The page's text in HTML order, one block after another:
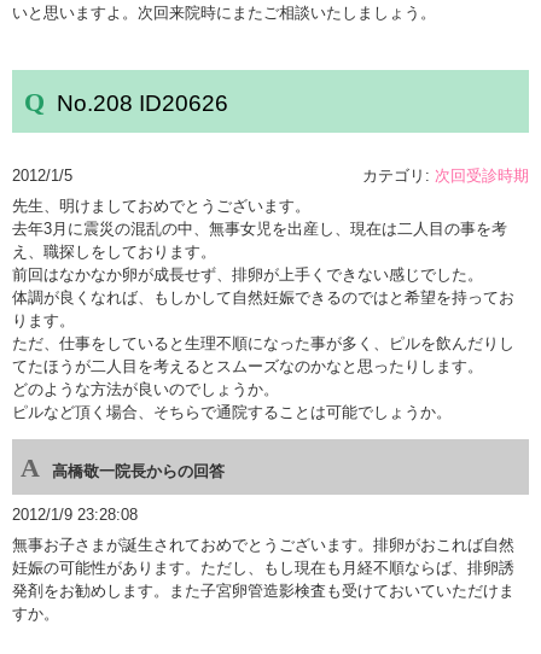
いと思いますよ。次回来院時にまたご相談いたしましょう。
No.208 ID20626
カテゴリ: 次回受診時期
2012/1/5
先生、明けましておめでとうございます。
去年3月に震災の混乱の中、無事女児を出産し、現在は二人目の事を考
え、職探しをしております。
前回はなかなか卵が成長せず、排卵が上手くできない感じでした。
体調が良くなれば、もしかして自然妊娠できるのではと希望を持ってお
ります。
ただ、仕事をしていると生理不順になった事が多く、ピルを飲んだりし
てたほうが二人目を考えるとスムーズなのかなと思ったりします。
どのような方法が良いのでしょうか。
ピルなど頂く場合、そちらで通院することは可能でしょうか。
高橋敬一院長からの回答
2012/1/9 23:28:08
無事お子さまが誕生されておめでとうございます。排卵がおこれば自然
妊娠の可能性があります。ただし、もし現在も月経不順ならば、排卵誘
発剤をお勧めします。また子宮卵管造影検査も受けておいていただけま
すか。